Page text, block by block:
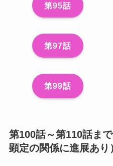
第95話
第97話
第99話
第100話～第110話ま
顕定の関係に進展あり